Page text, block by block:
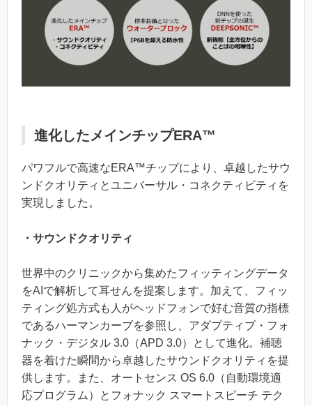
進化したメインチップERA™
パワフルで高速なERA™チップにより、卓越したサウ
ンドクオリティとユニバーサル・コネクティビティを
実現しました。
・サウンドクオリティ
世界中のクリニックから集めたフィッティングデータ
をAIで解析して耳せんを提案します。加えて、フィッ
ティング処方式も人がヘッドフォンで好む音質の指標
であるハーマンカーブを参照し、アダプティブ・フォ
ナック・デジタル 3.0（APD 3.0）として進化。補聴
器を着けた瞬間から卓越したサウンドクオリティを提
供します。また、オートセンス OS 6.0（自動環境適
応プログラム）とフォナック スマートスピーチ テク